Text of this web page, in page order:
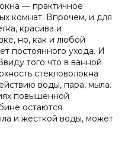
— практичное
комнат. Впрочем, и для
красива и
но, как и любой
постоянного ухода. И
того что в ванной
стекловолокна
воды, пара, мыла.
повышенной
остаются
и жесткой воды, может